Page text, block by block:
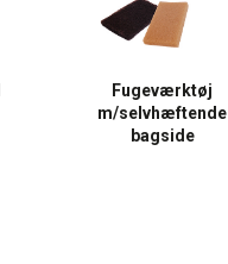
Fugeværktøj
m/selvhæftende
bagside